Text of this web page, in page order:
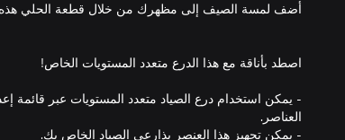
- يمكن استخدام درع الصياد متعدد المستويات عبر قائمة